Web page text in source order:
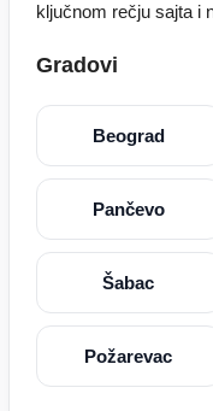
ključnom rečju sajta i
Gradovi
Beograd
Pančevo
Šabac
Požarevac